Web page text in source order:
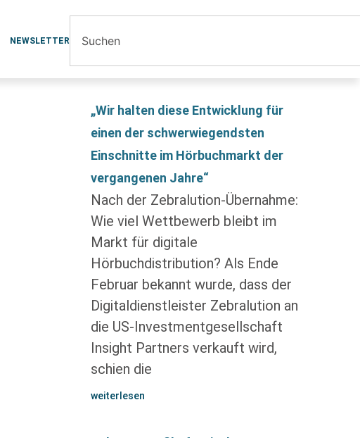
NEWSLETTER
„Wir halten diese Entwicklung für
einen der schwerwiegendsten
Einschnitte im Hörbuchmarkt der
vergangenen Jahre“
Nach der Zebralution-Übernahme:
Wie viel Wettbewerb bleibt im
Markt für digitale
Hörbuchdistribution? Als Ende
Februar bekannt wurde, dass der
Digitaldienstleister Zebralution an
die US-Investmentgesellschaft
Insight Partners verkauft wird,
schien die
weiterlesen